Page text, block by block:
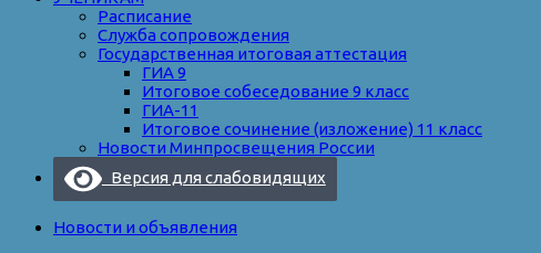
Расписание
Служба сопровождения
Государственная итоговая аттестация
ГИА 9
Итоговое собеседование 9 класс
ГИА-11
Итоговое сочинение (изложение) 11 класс
Новости Минпросвещения России
Версия для слабовидящих
Новости и объявления